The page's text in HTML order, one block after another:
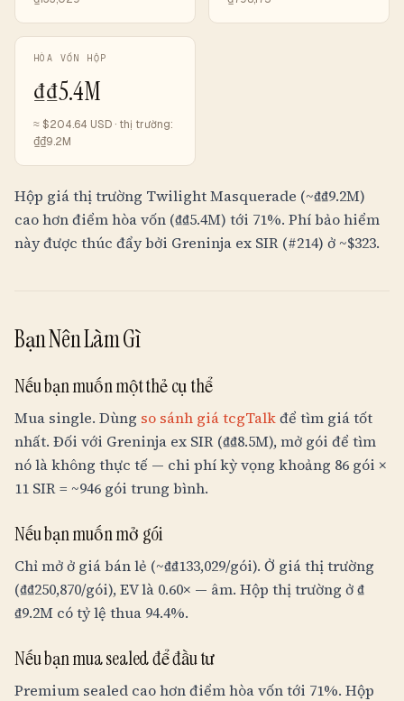
HÒA VỐN HỘP
₫₫5.4M
≈ $204.64 USD · thị trường:
₫₫9.2M
Hộp giá thị trường Twilight Masquerade (~₫₫9.2M)
cao hơn điểm hòa vốn (₫₫5.4M) tới 71%. Phí bảo hiểm
này được thúc đẩy bởi Greninja ex SIR (#214) ở ~$323.
Bạn Nên Làm Gì
Nếu bạn muốn một thẻ cụ thể
Mua single. Dùng so sánh giá tcgTalkđể tìm giá tốt
nhất. Đối với Greninja ex SIR (₫₫8.5M), mở gói để tìm
nó là không thực tế — chi phí kỳ vọng khoảng 86 gói ×
11 SIR = ~946 gói trung bình.
Nếu bạn muốn mở gói
Chỉ mở ở giá bán lẻ (~₫₫133,029/gói). Ở giá thị trường
(₫₫250,870/gói), EV là 0.60× — âm. Hộp thị trường ở₫
₫9.2M có tỷ lệ thua 94.4%.
Nếu bạn mua sealed để đầu tư
Premium sealed cao hơn điểm hòa vốn tới 71%. Hộp